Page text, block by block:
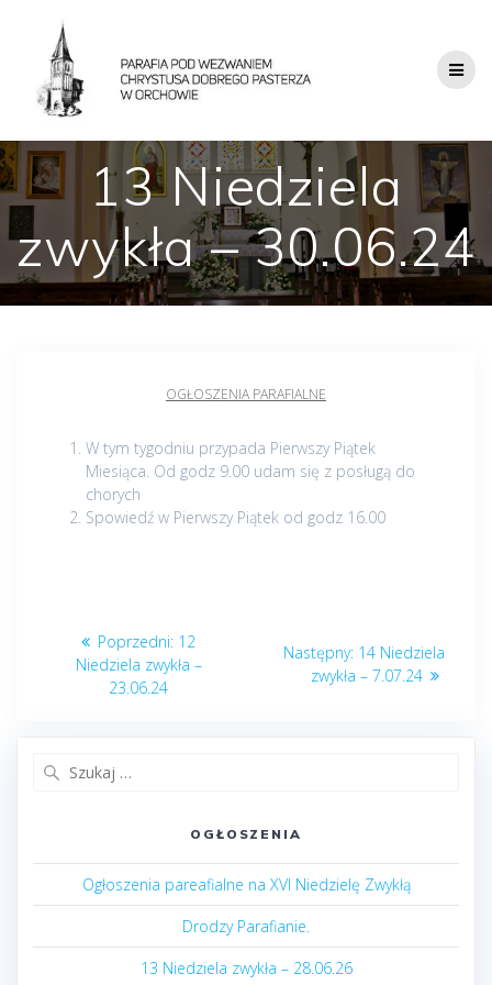
13 Niedziela
zwykła – 30.06.24
OGŁOSZENIA PARAFIALNE
W tym tygodniu przypada Pierwszy Piątek
Miesiąca. Od godz 9.00 udam się z posługą do
chorych
Spowiedź w Pierwszy Piątek od godz 16.00
Nawigacja
wpisu
Poprzedni: Poprzedni
post:
12
Niedziela zwykła –
23.06.24
Następny: Następny
post:
14 Niedziela
zwykła – 7.07.24
OGŁOSZENIA
Ogłoszenia pareafialne na XVI Niedzielę Zwykłą
Drodzy Parafianie.
13 Niedziela zwykła – 28.06.26